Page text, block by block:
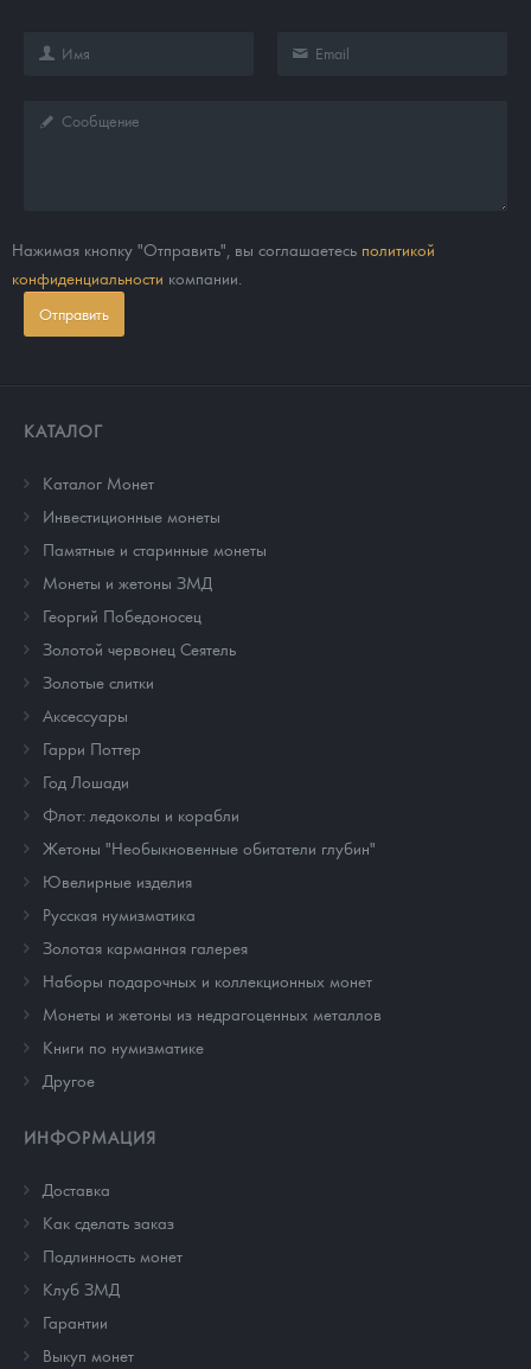
Нажимая кнопку "Отправить", вы соглашаетесь политикой
конфиденциальности компании.
Отправить
КАТАЛОГ
Каталог Монет
Инвестиционные монеты
Памятные и старинные монеты
Монеты и жетоны ЗМД
Георгий Победоносец
Золотой червонец Сеятель
Золотые слитки
Аксессуары
Гарри Поттер
Год Лошади
Флот: ледоколы и корабли
Жетоны "Необыкновенные обитатели глубин"
Ювелирные изделия
Русская нумизматика
Золотая карманная галерея
Наборы подарочных и коллекционных монет
Монеты и жетоны из недрагоценных металлов
Книги по нумизматике
Другое
ИНФОРМАЦИЯ
Доставка
Как сделать заказ
Подлинность монет
Клуб ЗМД
Гарантии
Выкуп монет